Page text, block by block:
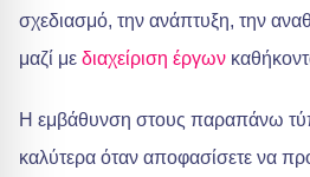
σχεδιασμό, την ανάπτυξη, την
μαζί με διαχείριση έργων
Η εμβάθυνση στους παραπάνω
καλύτερα όταν αποφασίσετε να